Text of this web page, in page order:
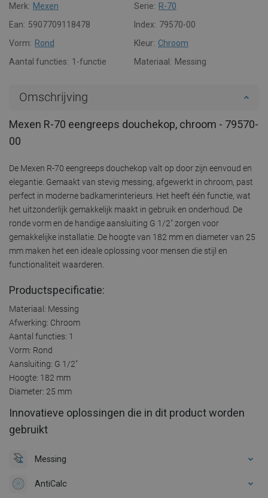
Merk: Mexen Serie: R-70
Ean: 5907709118478 Index: 79570-00
Vorm: Rond Kleur: Chroom
Aantal functies: 1-functie Materiaal: Messing
Omschrijving
Mexen R-70 eengreeps douchekop, chroom - 79570-
00
De Mexen R-70 eengreeps douchekop valt op door zijn eenvoud en
elegantie. Gemaakt van stevig messing, afgewerkt in chroom, past
perfect in moderne badkamerinterieurs. Het heeft één functie, wat
het uitzonderlijk gemakkelijk maakt in gebruik en onderhoud. De
ronde vorm en de handige aansluiting G 1/2" zorgen voor
gemakkelijke installatie. De hoogte van 182 mm en diameter van 25
mm maken het een ideale oplossing voor mensen die stijl en
functionaliteit waarderen.
Productspecificatie:
Materiaal: Messing
Afwerking: Chroom
Aantal functies: 1
Vorm: Rond
Aansluiting: G 1/2"
Hoogte: 182 mm
Diameter: 25 mm
Innovatieve oplossingen die in dit product worden
gebruikt
Messing
AntiCalc